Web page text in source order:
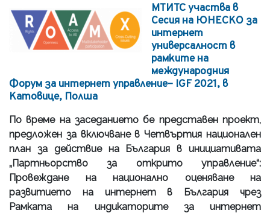
МТИТС участва в
Сесия на ЮНЕСКО за
интернет
универсалност в
рамките на
международния
Форум за интернет управление– IGF 2021, в
Катовице, Полша
По време на заседанието бе представен проект,
предложен за включване в Четвъртия национален
план за действие на България в инициативата
„Партньорство за открито управление“:
Провеждане на национално оценяване на
развитието на интернет в България чрез
Рамката на индикаторите за интернет